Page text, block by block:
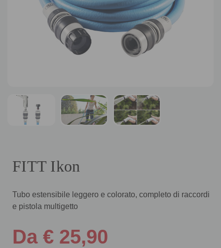
FITT Ikon
Tubo estensibile leggero e colorato, completo di raccordi
e pistola multigetto
Da € 25,90